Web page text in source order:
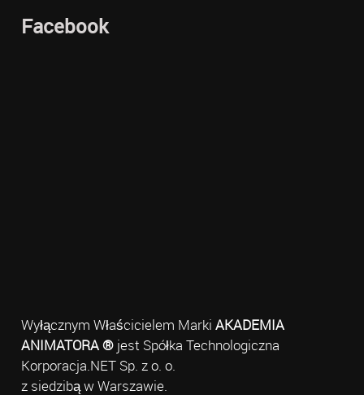
Facebook
Wyłącznym Właścicielem Marki AKADEMIA
ANIMATORA ®jest Spółka Technologiczna
Korporacja.NET Sp. z o. o.
z siedzibą w Warszawie.